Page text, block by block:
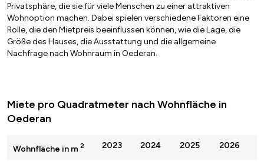
Privatsphäre, die sie für viele Menschen zu einer attraktiven
Wohnoption machen. Dabei spielen verschiedene Faktoren eine
Rolle, die den Mietpreis beeinflussen können, wie die Lage, die
Größe des Hauses, die Ausstattung und die allgemeine
Nachfrage nach Wohnraum in Oederan.
Miete pro Quadratmeter nach Wohnfläche in
Oederan
Wohnfläche in m 2 2023 2024 2025 2026